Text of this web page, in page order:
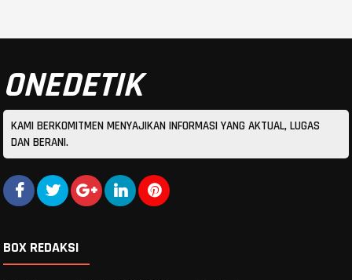
ONEDETIK
KAMI BERKOMITMEN MENYAJIKAN INFORMASI YANG AKTUAL, LUGAS
DAN BERANI.
BOX REDAKSI